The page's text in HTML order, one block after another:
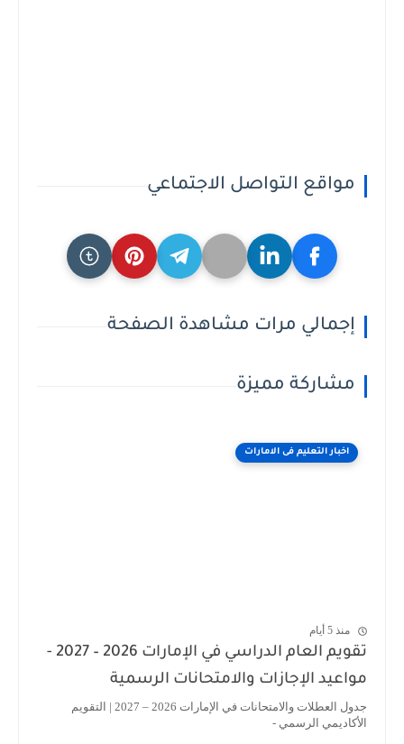
مواقع التواصل الاجتماعي
إجمالي مرات مشاهدة الصفحة
مشاركة مميزة
اخبار التعليم فى الامارات
تقويم العام الدراسي في الإمارات 2026 – 2027 -
الإجازات والامتحانات الرسمية
جدول العطلات والامتحانات في الإمارات 2026 – 2027 | التقويم
الرسمي -